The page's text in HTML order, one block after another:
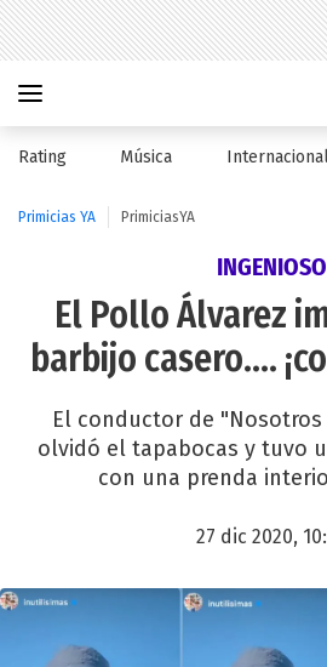
Rating Música
Primicias YA PrimiciasYA
INGENIOSO
El Pollo Álvarez
barbijo casero....
El conductor de
olvidó el tapabocas y tuvo
con una prenda
27 dic 2020,